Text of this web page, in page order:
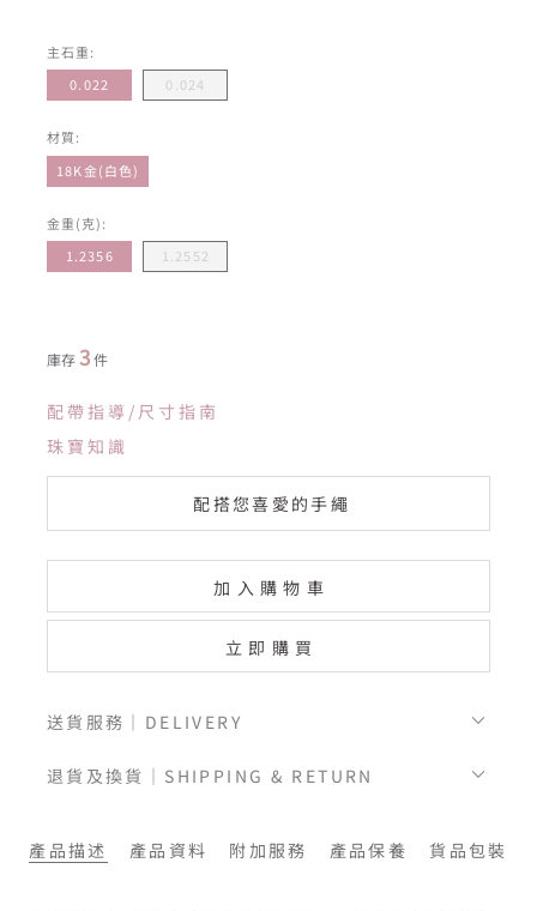
主石重:
0.022
0.024
材質:
18K金(白色)
金重(克):
1.2356
1.2552
庫存3件
配帶指導/尺寸指南
珠寶知識
配搭您喜愛的手繩
加入購物車
立即購買
送貨服務｜DELIVERY
退貨及換貨｜SHIPPING & RETURN
產品描述 產品資料 附加服務 產品保養 貨品包裝